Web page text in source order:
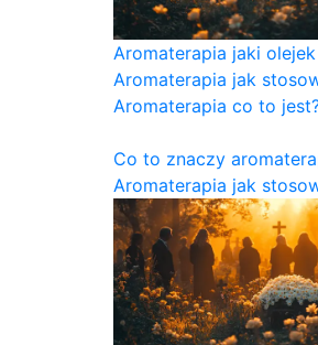
Aromaterapia jaki
Aromaterapia jak
Aromaterapia co to
Co to znaczy
Aromaterapia jak